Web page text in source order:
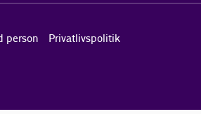
person Privatlivspolitik